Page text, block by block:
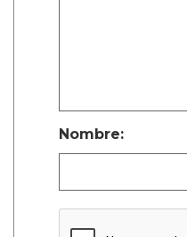
Nombre: